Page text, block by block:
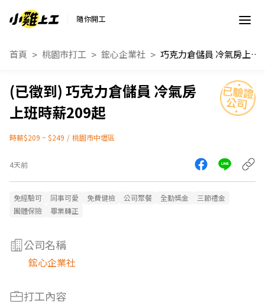
隨你開工
首頁 桃園市打工 鋐心企業社 巧克力倉儲員 冷氣房上班時薪209起
巧克力倉儲員 冷氣房
上班時薪209起
時薪$209 ~ $249 / 桃園市中壢區
4天前
免經驗可 同事可愛 免費健檢 公司聚餐 全勤獎金
三節禮金
團體保險
畢業轉正
公司名稱
鋐心企業社
打工內容